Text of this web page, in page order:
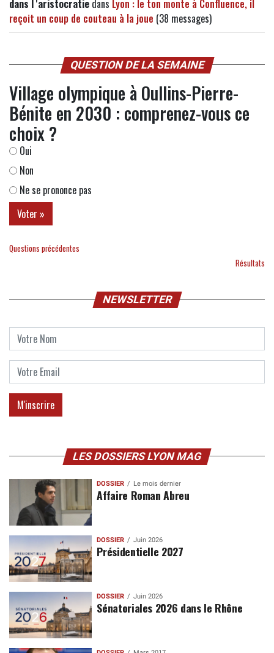
dans l 'aristocratie dans Lyon : le ton monte à Confluence, il
reçoit un coup de couteau à la joue (38 messages)
QUESTION DE LA SEMAINE
Village olympique à Oullins-Pierre-
Bénite en 2030 : comprenez-vous ce
choix ?
Oui
Non
Ne se prononce pas
Questions précédentes
Résultats
NEWSLETTER
LES DOSSIERS LYON MAG
DOSSIER Le mois dernier
Affaire Roman Abreu
DOSSIER Juin 2026
Présidentielle 2027
DOSSIER Juin 2026
Sénatoriales 2026 dans le Rhône